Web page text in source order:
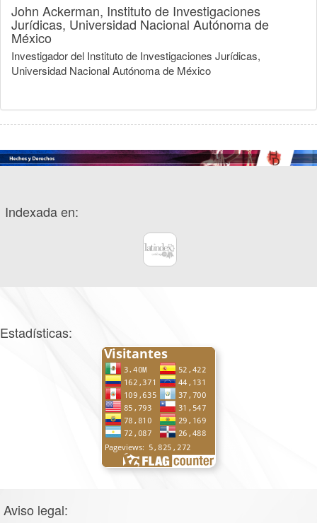
John Ackerman, Instituto de Investigaciones
Jurídicas, Universidad Nacional Autónoma de
México
Investigador del Instituto de Investigaciones Jurídicas,
Universidad Nacional Autónoma de México
Indexada en:
Estadísticas:
Aviso legal: